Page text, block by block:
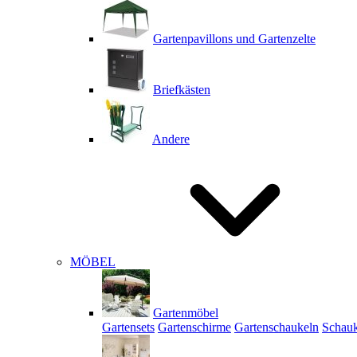
Gartenpavillons und Gartenzelte
Briefkästen
Andere
MÖBEL
Gartenmöbel
Gartensets Gartenschirme Gartenschaukeln